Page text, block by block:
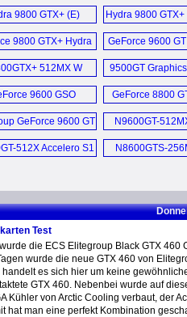
BIOS Download
June 2017 (E)
BIOS Update Mai
2016 (D)
BIOS Download
May 2016 (E)
BIOS Update
2014 (D)
News ...
PC (E)
LIVA Z7 Plus
Liva Z5 Plus
LIVA Z5 Plus
Liva Z5 Plus
Mehr Sonstige
GTS 250 Video
9800 GTX+ (E)
Hydra 9800
GeForce 9800
Edition
9800 GTX+ Hydra
Card Kit (E)
GeForce 9600
Card (E)
512MX W
9800 GTX+ Hydra
Pack (D)
9500GT
9600 GSO
384MX-F (D)
GeForce 8800
Video Card
GeForce 9600 GT
(D)
N9600GT-
Accelero S2
cooler
512X Accelero S1
N8600GTS-
Test
die ECS Elitegroup Black GTX 460
wurde die neue GTX 460 von
handelt es sich hier um keine
GTX 460. Nebenbei wurde auf
Kühler von Arctic Cooling verbaut, der
hat man eine perfekt Kombination